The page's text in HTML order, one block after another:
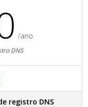
/ano
DNS
registro DNS